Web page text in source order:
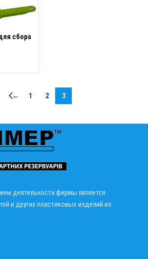
сбора
← 1 2 3
деятельности фирмы является
и других пластиковых изделий из